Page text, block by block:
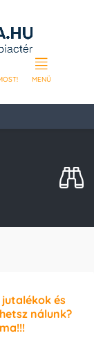
MENÜ
és
nálunk?